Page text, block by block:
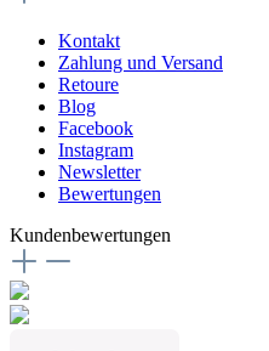
Kontakt
Zahlung und Versand
Retoure
Blog
Facebook
Instagram
Newsletter
Bewertungen
Kundenbewertungen